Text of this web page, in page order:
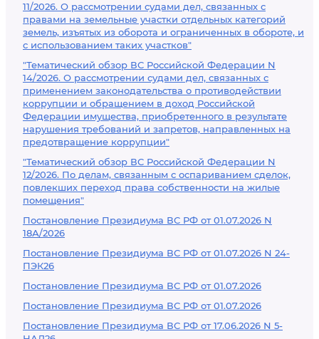
11/2026. О рассмотрении судами дел, связанных с
правами на земельные участки отдельных категорий
земель, изъятых из оборота и ограниченных в обороте, и
с использованием таких участков"
"Тематический обзор ВС Российской Федерации N
14/2026. О рассмотрении судами дел, связанных с
применением законодательства о противодействии
коррупции и обращением в доход Российской
Федерации имущества, приобретенного в результате
нарушения требований и запретов, направленных на
предотвращение коррупции"
"Тематический обзор ВС Российской Федерации N
12/2026. По делам, связанным с оспариванием сделок,
повлекших переход права собственности на жилые
помещения"
Постановление Президиума ВС РФ от 01.07.2026 N
18А/2026
Постановление Президиума ВС РФ от 01.07.2026 N 24-
ПЭК26
Постановление Президиума ВС РФ от 01.07.2026
Постановление Президиума ВС РФ от 01.07.2026
Постановление Президиума ВС РФ от 17.06.2026 N 5-